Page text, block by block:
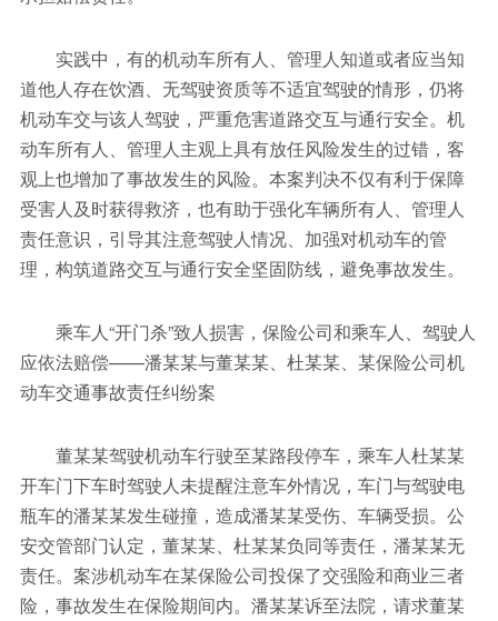
实践中，有的机动车所有人、管理人知道或者应当知
道他人存在饮酒、无驾驶资质等不适宜驾驶的情形，仍将
机动车交与该人驾驶，严重危害道路交互与通行安全。机
动车所有人、管理人主观上具有放任风险发生的过错，客
观上也增加了事故发生的风险。本案判决不仅有利于保障
受害人及时获得救济，也有助于强化车辆所有人、管理人
责任意识，引导其注意驾驶人情况、加强对机动车的管
理，构筑道路交互与通行安全坚固防线，避免事故发生。
乘车人“开门杀”致人损害，保险公司和乘车人、驾驶人
应依法赔偿——潘某某与董某某、杜某某、某保险公司机
动车交通事故责任纠纷案
董某某驾驶机动车行驶至某路段停车，乘车人杜某某
开车门下车时驾驶人未提醒注意车外情况，车门与驾驶电
瓶车的潘某某发生碰撞，造成潘某某受伤、车辆受损。公
安交管部门认定，董某某、杜某某负同等责任，潘某某无
责任。案涉机动车在某保险公司投保了交强险和商业三者
险，事故发生在保险期间内。潘某某诉至法院，请求董某